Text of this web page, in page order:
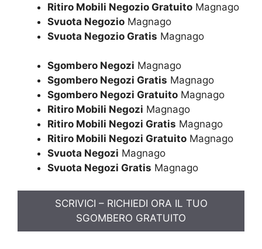
Ritiro Mobili Negozio Gratuito Magnago
Svuota Negozio Magnago
Svuota Negozio Gratis Magnago
Sgombero Negozi Magnago
Sgombero Negozi Gratis Magnago
Sgombero Negozi Gratuito Magnago
Ritiro Mobili Negozi Magnago
Ritiro Mobili Negozi Gratis Magnago
Ritiro Mobili Negozi Gratuito Magnago
Svuota Negozi Magnago
Svuota Negozi Gratis Magnago
SCRIVICI – RICHIEDI ORA IL TUO
SGOMBERO GRATUITO